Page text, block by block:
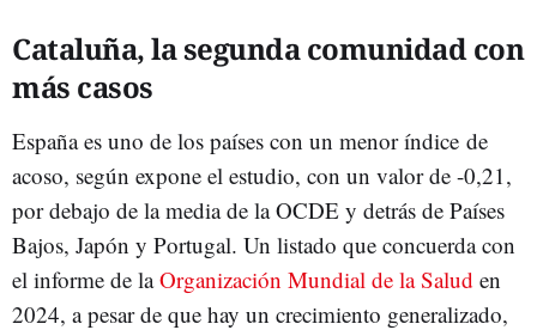
Cataluña, la segunda comunidad con
más casos
España es uno de los países con un menor índice de
acoso, según expone el estudio, con un valor de -0,21,
por debajo de la media de la OCDE y detrás de Países
Bajos, Japón y Portugal. Un listado que concuerda con
el informe de laOrganización Mundial de la Salud en
2024, a pesar de que hay un crecimiento generalizado,